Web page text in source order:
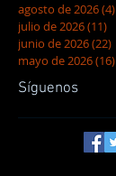
agosto de 2026(4)
julio de 2026(11)
junio de 2026(22)
mayo de 2026(16)
Síguenos